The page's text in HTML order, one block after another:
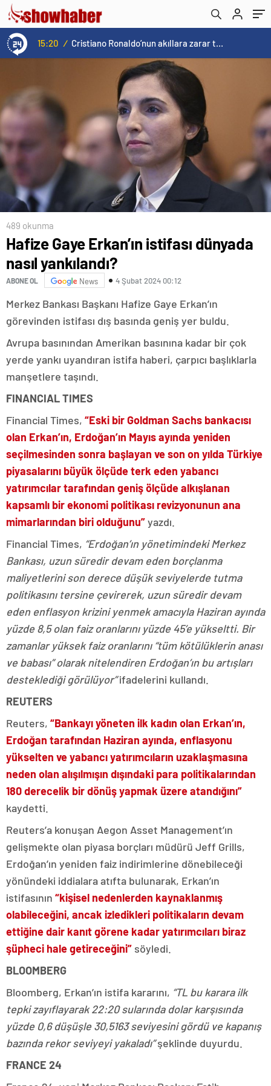
15:20 Cristiano Ronaldo’nun akıllara zarar tüm kariyerinin istatistiğini çıkardık !
489 okunma
Hafize Gaye Erkan’ın istifası dünyada
nasıl yankılandı?
ABONE OL News 4 Şubat 2024 00:12
Merkez Bankası Başkanı Hafize Gaye Erkan’ın
görevinden istifası dış basında geniş yer buldu.
Avrupa basınından Amerikan basınına kadar bir çok
yerde yankı uyandıran istifa haberi, çarpıcı başlıklarla
manşetlere taşındı.
FINANCIAL TIMES
Financial Times, “Eski bir Goldman Sachs bankacısı
olan Erkan’ın, Erdoğan’ın Mayıs ayında yeniden
seçilmesinden sonra başlayan ve son on yılda Türkiye
piyasalarını büyük ölçüde terk eden yabancı
yatırımcılar tarafından geniş ölçüde alkışlanan
kapsamlı bir ekonomi politikası revizyonunun ana
mimarlarından biri olduğunu”yazdı.
Financial Times, “Erdoğan’ın yönetimindeki Merkez
Bankası, uzun süredir devam eden borçlanma
maliyetlerini son derece düşük seviyelerde tutma
politikasını tersine çevirerek, uzun süredir devam
eden enflasyon krizini yenmek amacıyla Haziran ayında
yüzde 8,5 olan faiz oranlarını yüzde 45’e yükseltti. Bir
zamanlar yüksek faiz oranlarını “tüm kötülüklerin anası
ve babası” olarak nitelendiren Erdoğan’ın bu artışları
desteklediği görülüyor”ifadelerini kullandı.
REUTERS
Reuters, “Bankayı yöneten ilk kadın olan Erkan’ın,
Erdoğan tarafından Haziran ayında, enflasyonu
yükselten ve yabancı yatırımcıların uzaklaşmasına
neden olan alışılmışın dışındaki para politikalarından
180 derecelik bir dönüş yapmak üzere atandığını”
kaydetti.
Reuters’a konuşan Aegon Asset Management’ın
gelişmekte olan piyasa borçları müdürü Jeff Grills,
Erdoğan’ın yeniden faiz indirimlerine dönebileceği
yönündeki iddialara atıfta bulunarak, Erkan’ın
istifasının “kişisel nedenlerden kaynaklanmış
olabileceğini, ancak izledikleri politikaların devam
ettiğine dair kanıt görene kadar yatırımcıları biraz
şüpheci hale getireceğini” söyledi.
BLOOMBERG
Bloomberg, Erkan’ın istifa kararını, “TL bu karara ilk
tepki zayıflayarak 22:20 sularında dolar karşısında
yüzde 0,6 düşüşle 30,5163 seviyesini gördü ve kapanış
bazında rekor seviyeyi yakaladı”şeklinde duyurdu.
FRANCE 24